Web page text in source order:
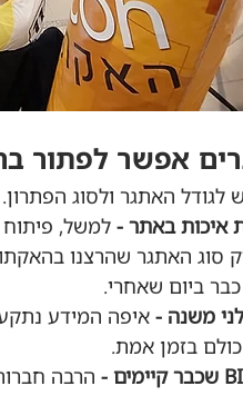
אפשר לפתור
לגודל האתגר ולסוג
איכות באתר - למשל,
סוג האתגר שהרצנו
ביום שאחרי.
משנה - איפה המידע
בזמן אמת.